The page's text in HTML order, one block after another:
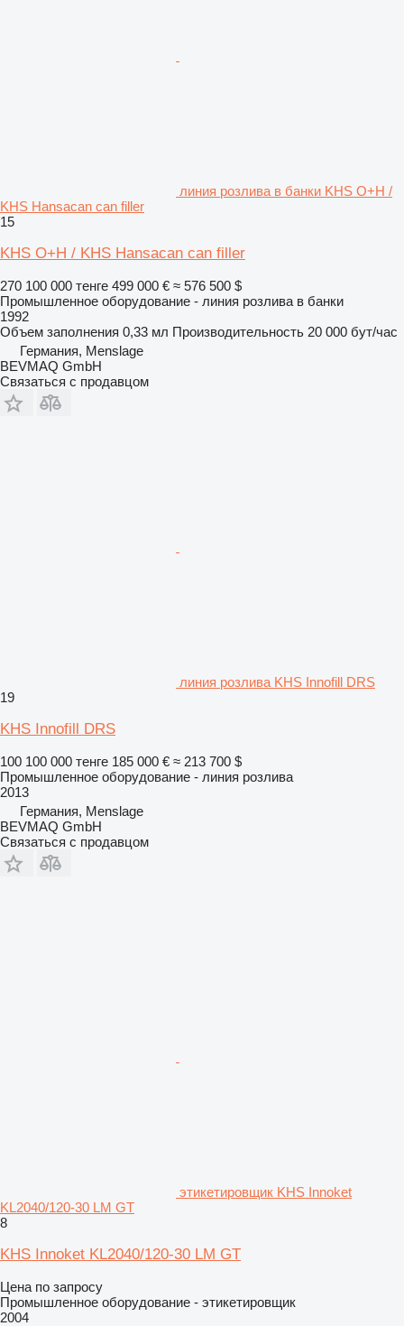
линия розлива в банки KHS O+H /
KHS Hansacan can filler
15
KHS O+H / KHS Hansacan can filler
270 100 000 тенге 499 000 € ≈ 576 500 $
Промышленное оборудование - линия розлива в банки
1992
Объем заполнения 0,33 мл Производительность 20 000 бут/час
Германия, Menslage
BEVMAQ GmbH
Связаться с продавцом
линия розлива KHS Innofill DRS
19
KHS Innofill DRS
100 100 000 тенге 185 000 € ≈ 213 700 $
Промышленное оборудование - линия розлива
2013
Германия, Menslage
BEVMAQ GmbH
Связаться с продавцом
этикетировщик KHS Innoket
KL2040/120-30 LM GT
8
KHS Innoket KL2040/120-30 LM GT
Цена по запросу
Промышленное оборудование - этикетировщик
2004